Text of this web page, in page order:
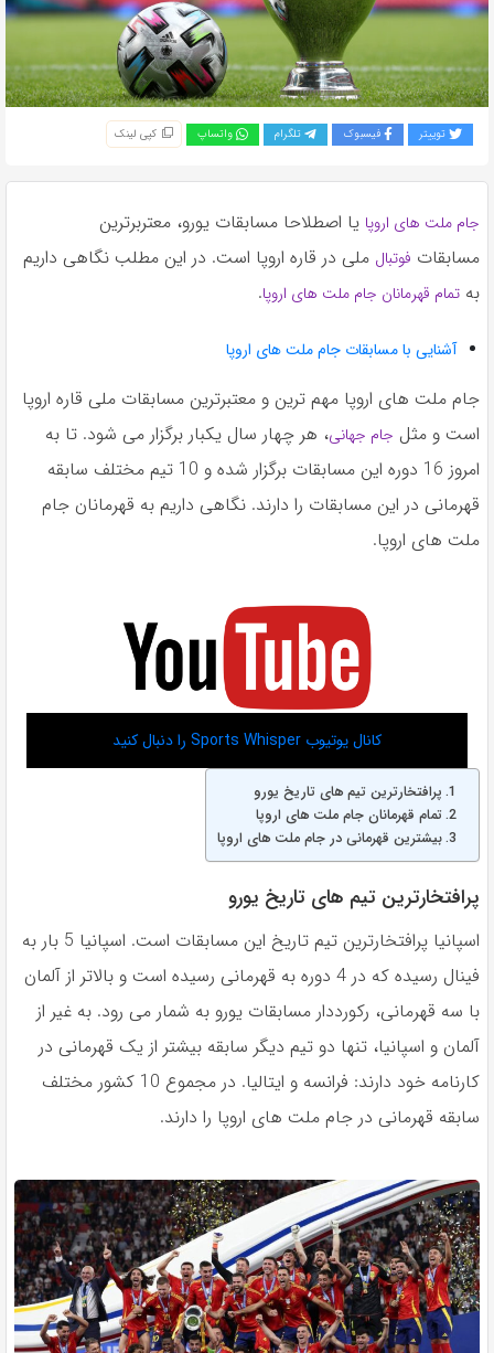
به
بگذارید.
کپی
توییتر فیسبوک تلگرام واتساپ کپی لینک
جام ملت های اروپا یا اصطلاحا مسابقات یورو، معتربرترین
مسابقات فوتبال ملی در قاره اروپا است. در این مطلب نگاهی داریم
به تمام قهرمانان جام ملت های اروپا.
آشنایی با مسابقات جام ملت های اروپا
جام ملت های اروپا مهم ترین و معتبرترین مسابقات ملی قاره اروپا
است و مثل جام جهانی، هر چهار سال یکبار برگزار می شود. تا به
امروز 16 دوره این مسابقات برگزار شده و 10 تیم مختلف سابقه
قهرمانی در این مسابقات را دارند. نگاهی داریم به قهرمانان جام
ملت های اروپا.
کانال یوتیوب Sports Whisper را دنبال کنید
پرافتخارترین تیم های تاریخ یورو
تمام قهرمانان جام ملت های اروپا
بیشترین قهرمانی در جام ملت های اروپا
پرافتخارترین تیم های تاریخ یورو
اسپانیا پرافتخارترین تیم تاریخ این مسابقات است. اسپانیا 5 بار به
فینال رسیده که در 4 دوره به قهرمانی رسیده است و بالاتر از آلمان
با سه قهرمانی، رکورددار مسابقات یورو به شمار می رود. به غیر از
آلمان و اسپانیا، تنها دو تیم دیگر سابقه بیشتر از یک قهرمانی در
کارنامه خود دارند: فرانسه و ایتالیا. در مجموع 10 کشور مختلف
سابقه قهرمانی در جام ملت های اروپا را دارند.